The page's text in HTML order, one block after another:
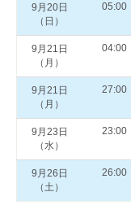
9月20日
（日）
05:00
9月21日
（月）
04:00
9月21日
（月）
27:00
9月23日
（水）
23:00
9月26日
（土）
26:00